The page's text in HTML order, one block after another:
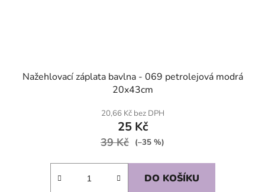
Nažehlovací záplata bavlna - 069 petrolejová modrá
20x43cm
20,66 Kč bez DPH
25 Kč
39 Kč (–35 %)
DO KOŠÍKU